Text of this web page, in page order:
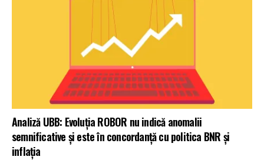
Analiză UBB: Evoluția ROBOR nu indică anomalii
semnificative și este în concordanță cu politica BNR și
inflația